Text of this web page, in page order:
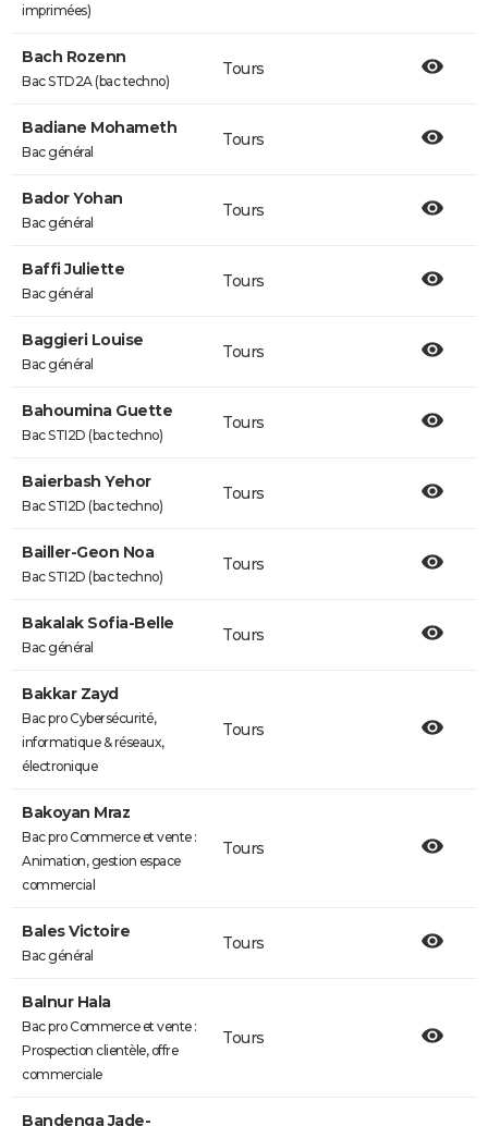
imprimées)
Bach Rozenn
Bac STD2A (bac techno)
Tours
Badiane Mohameth
Bac général
Tours
Bador Yohan
Bac général
Tours
Baffi Juliette
Bac général
Tours
Baggieri Louise
Bac général
Tours
Bahoumina Guette
Bac STI2D (bac techno)
Tours
Baierbash Yehor
Bac STI2D (bac techno)
Tours
Bailler-Geon Noa
Bac STI2D (bac techno)
Tours
Bakalak Sofia-Belle
Bac général
Tours
Bakkar Zayd
Bac pro Cybersécurité,
informatique & réseaux,
électronique
Tours
Bakoyan Mraz
Bac pro Commerce et vente :
Animation, gestion espace
commercial
Tours
Bales Victoire
Bac général
Tours
Balnur Hala
Bac pro Commerce et vente :
Prospection clientèle, offre
commerciale
Tours
Bandenga Jade-